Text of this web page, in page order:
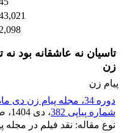
تاسیان نه عاشقانه بود
زن
پیام زن
شماره پیاپی 382
، دی 1404 ،
نوع مقاله: نقد فیلم در مجله